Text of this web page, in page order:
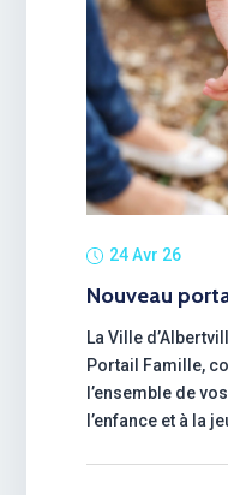
24 Avr 26
Nouveau
La Ville
Portail Famille,
l’ensemble de
l’enfance et à la